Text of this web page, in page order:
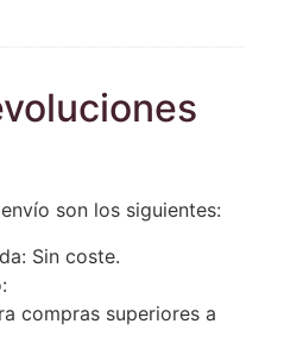
son los siguientes:
Sin coste.
compras superiores a